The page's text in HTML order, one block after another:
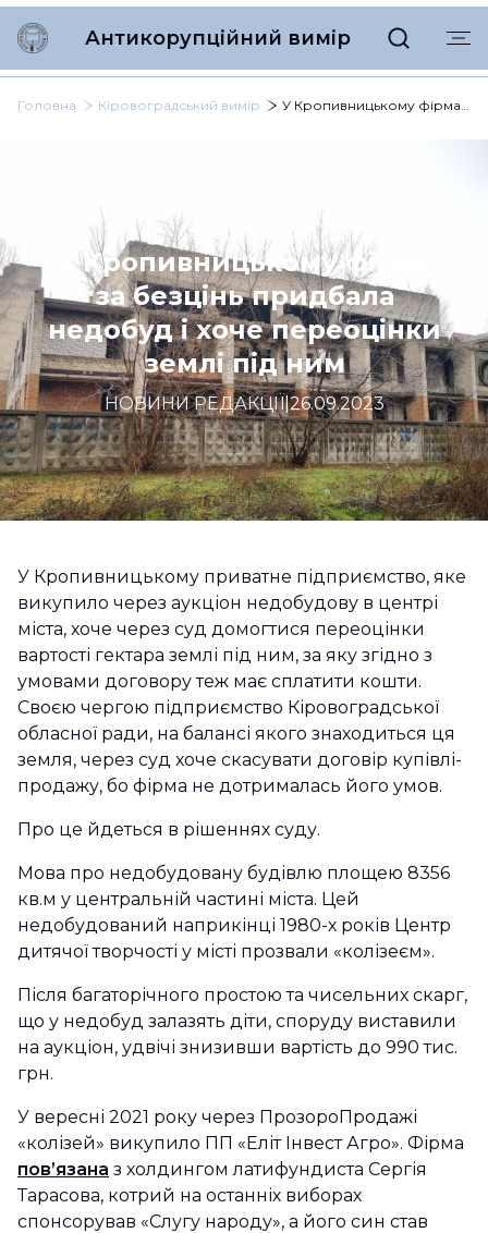
Антикорупційний вимір
Головна Кіровоградський вимір У Кропивницькому фірма за безцінь придбала недобуд і хоче переоцінки землі під ним
У Кропивницькому фірма
за безцінь придбала
недобуд і хоче переоцінки
землі під ним
НОВИНИ РЕДАКЦІЇ|26.09.2023
У Кропивницькому приватне підприємство, яке
викупило через аукціон недобудову в центрі
міста, хоче через суд домогтися переоцінки
вартості гектара землі під ним, за яку згідно з
умовами договору теж має сплатити кошти.
Своєю чергою підприємство Кіровоградської
обласної ради, на балансі якого знаходиться ця
земля, через суд хоче скасувати договір купівлі-
продажу, бо фірма не дотрималась його умов.
Про це йдеться в рішеннях суду.
Мова про недобудовану будівлю площею 8356
кв.м у центральній частині міста. Цей
недобудований наприкінці 1980-х років Центр
дитячої творчості у місті прозвали «колізеєм».
Після багаторічного простою та чисельних скарг,
що у недобуд залазять діти, споруду виставили
на аукціон, удвічі знизивши вартість до 990 тис.
грн.
У вересні 2021 року через ПрозороПродажі
«колізей» викупило ПП «Еліт Інвест Агро». Фірма
пов’язана з холдингом латифундиста Сергія
Тарасова, котрий на останніх виборах
спонсорував «Слугу народу», а його син став